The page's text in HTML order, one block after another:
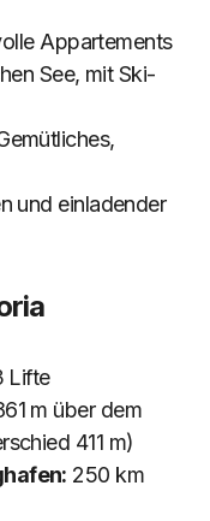
Appartements
See, mit Ski-
und einladender
Lifte
m über dem
411 m)
250 km